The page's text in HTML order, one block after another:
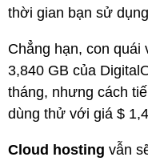
thời gian bạn sử
Chẳng hạn, con quái
3,840 GB của
tháng, nhưng cách
dùng thử với giá $
Cloud hosting vẫn